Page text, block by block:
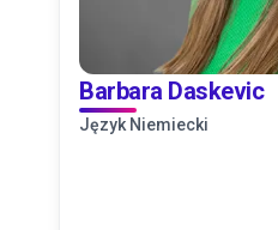
Barbara Daskevic
Język Niemiecki